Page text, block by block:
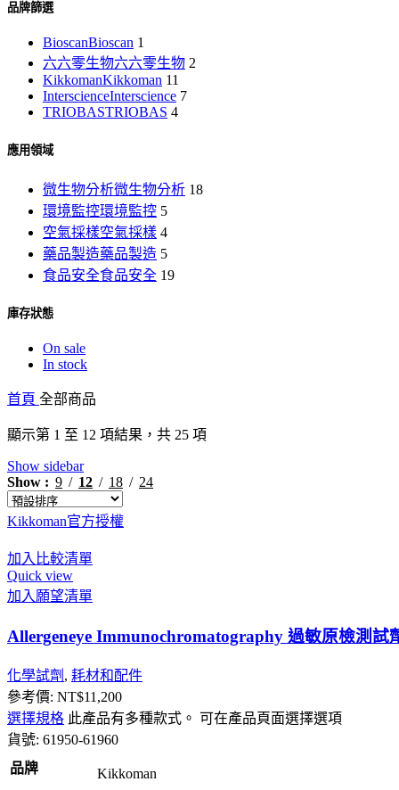
品牌篩選
BioscanBioscan 1
六六零生物六六零生物 2
KikkomanKikkoman 11
InterscienceInterscience 7
TRIOBASTRIOBAS 4
應用領域
微生物分析微生物分析 18
環境監控環境監控 5
空氣採樣空氣採樣 4
藥品製造藥品製造 5
食品安全食品安全 19
庫存狀態
On sale
In stock
首頁 全部商品
顯示第 1 至 12 項結果，共 25 項
Show sidebar
Show
9 12 18 24
Kikkoman官方授權
加入比較清單
Quick view
加入願望清單
Allergeneye Immunochromatography 過敏原檢測試
化學試劑 , 耗材和配件
參考價: NT$11,200
選擇規格 此產品有多種款式。 可在產品頁面選擇選項
貨號: 61950-61960
品牌
Kikkoman